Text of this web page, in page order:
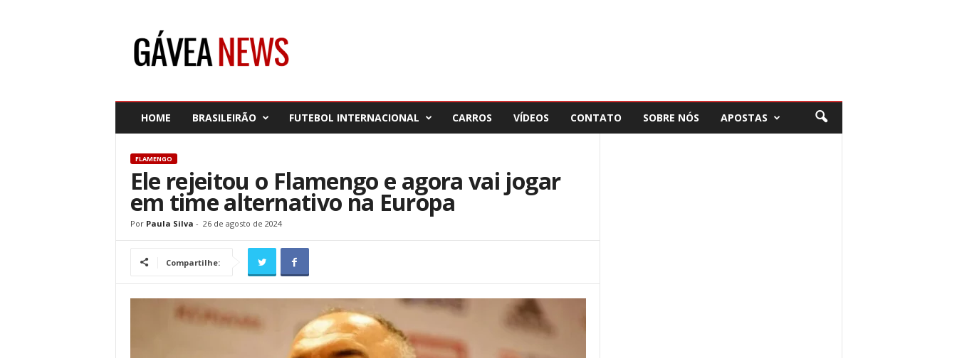
HOME BRASILEIRÃO FUTEBOL INTERNACIONAL CARROS VÍDEOS CONTATO SOBRE NÓS APOSTAS
FLAMENGO
Ele rejeitou o Flamengo e agora vai jogar
em time alternativo na Europa
Por Paula Silva - 26 de agosto de 2024
Compartilhe: